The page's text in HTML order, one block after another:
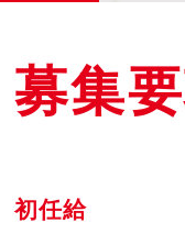
募集
初任給